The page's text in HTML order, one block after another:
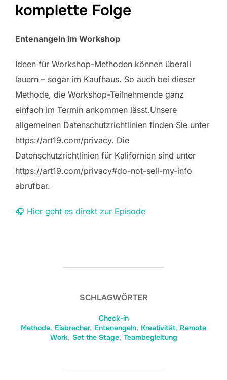
komplette Folge
Entenangeln im Workshop
Ideen für Workshop-Methoden können überall
lauern – sogar im Kaufhaus. So auch bei dieser
Methode, die Workshop-Teilnehmende ganz
einfach im Termin ankommen lässt.Unsere
allgemeinen Datenschutzrichtlinien finden Sie unter
https://art19.com/privacy. Die
Datenschutzrichtlinien für Kalifornien sind unter
https://art19.com/privacy#do-not-sell-my-info
abrufbar.
🎧 Hier geht es direkt zur Episode
SCHLAGWÖRTER
Check-in
Methode, Eisbrecher, Entenangeln, Kreativität, Remote
Work, Set the Stage, Teambegleitung